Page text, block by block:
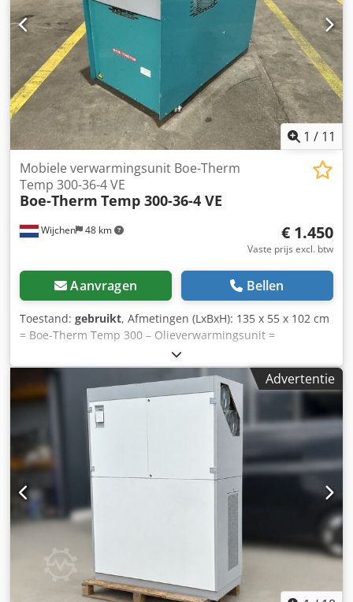
1 / 11
Wijchen 48 km
Mobiele verwarmingsunit Boe-Therm
Temp 300-36-4 VE
Boe-Therm Temp 300-36-4 VE
€ 1.450
Vaste prijs excl. btw
Aanvragen Bellen
Toestand: gebruikt, Afmetingen (LxBxH): 135 x 55 x 102 cm
= Boe-Therm Temp 300 – Olieverwarmingsunit =
Djdpfxsxpva As Alrsck Serienummer: 83054 Type: Temp
300-36-4 VE Algemene gegevens - Medium: Thermische
olie - Inhoud olie: 98 liter - Max. temperatuur: 300 °C -
Verwarmingsvermogen (kW): 36 kW - Spanning: 3 x 400 V /
24 V - Frequentie: 50 Hz - Stroomverbruik: ca. 54,8 A -
Besturing: Elektronisch paneel met digitale uitlezing en
regelknoppen - Beveiligingen: Overtemperatuur,
olieniveau en drukbewaking Toepassingen -
Temperatuurregeling bij kunststofindustrie
(spuitgietmatrijzen, extrusie) - Metaalbewerking
(warmhoudsystemen, vormpersen) - Houtbewerking
(fineerpersen, lamineerpersen) - Andere processen waar
stabiele en hoge temperaturen nodig zijn Functie De unit
verwarmt thermische olie en circuleert die door externe
circuits (zoals matrijzen, persplaten of installaties). Dit
Advertentie